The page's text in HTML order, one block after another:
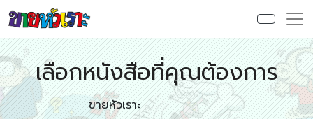
เลือกหนังสือที่คุณต้องการ
ขายหัวเราะ